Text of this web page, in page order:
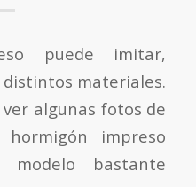
puede imitar,
materiales.
ver algunas fotos de
impreso
bastante